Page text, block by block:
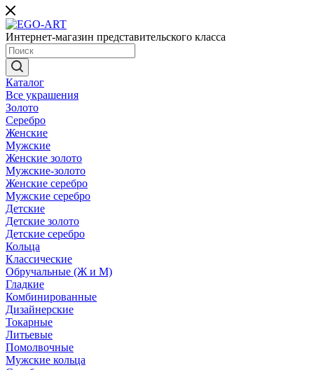
Интернет-магазин представительского класса
Каталог
Все украшения
Золото
Серебро
Женские
Мужские
Женские золото
Мужские-золото
Женские серебро
Мужские серебро
Детские
Детские золото
Детские серебро
Кольца
Классические
Обручальные (Ж и М)
Гладкие
Комбинированные
Дизайнерские
Токарные
Литьевые
Помолвочные
Мужские кольца